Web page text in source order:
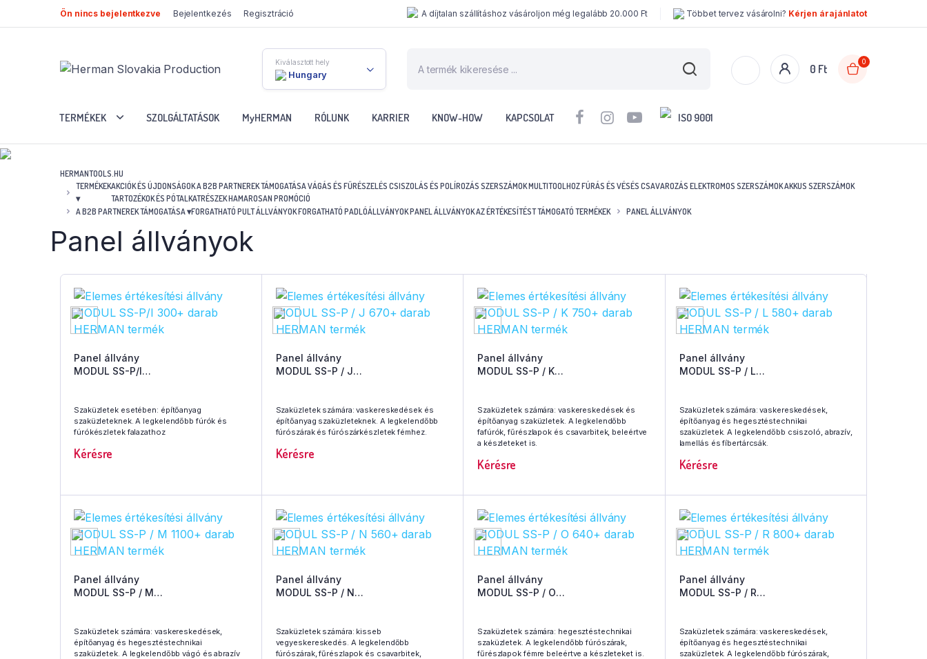
Ön nincs bejelentkezve Bejelentkezés Regisztráció A díjtalan szállításhoz vásároljon még legalább 20.000 Ft Többet tervez vásárolni? Kérjen árajánlatot
Kiválasztott hely
Hungary 0 Ft
0
TERMÉKEK SZOLGÁLTATÁSOK MyHERMAN RÓLUNK KARRIER KNOW-HOW KAPCSOLAT ISO 9001
HERMANTOOLS.HU
TERMÉKEK
▾
AKCIÓK ÉS ÚJDONSÁGOKA B2B PARTNEREK TÁMOGATÁSAVÁGÁS ÉS FŰRÉSZELÉS CSISZOLÁS ÉS POLÍROZÁS SZERSZÁMOK MULTITOOLHOZFÚRÁS ÉS VÉSÉS CSAVAROZÁS ELEKTROMOS SZERSZÁMOKAKKUS SZERSZÁMOK
TARTOZÉKOK ÉS PÓTALKATRÉSZEKHAMAROSAN PROMÓCIÓ
A B2B PARTNEREK TÁMOGATÁSA▾FORGATHATÓ PULT ÁLLVÁNYOKFORGATHATÓ PADLÓÁLLVÁNYOKPANEL ÁLLVÁNYOKAZ ÉRTÉKESÍTÉST TÁMOGATÓ TERMÉKEK PANEL ÁLLVÁNYOK
Panel állványok
Panel állvány
MODUL SS-P/I
Szaküzletek esetében: építőanyag
szaküzleteknek. A legkelendőbb fúrók és
fúrókészletek falazathoz
Kérésre
Panel állvány
MODUL SS-P / J
Szaküzletek számára: vaskereskedések és
építőanyag szaküzleteknek. A legkelendőbb
fúrószárak és fúrószárkészletek fémhez.
Kérésre
Panel állvány
MODUL SS-P / K
Szaküzletek számára: vaskereskedések és
építőanyag szaküzletek. A legkelendőbb
fafúrók, fűrészlapok és csavarbitek, beleértve
a készleteket is.
Kérésre
Panel állvány
MODUL SS-P / L
Szaküzletek számára: vaskereskedések,
építőanyag és hegesztéstechnikai
szaküzletek. A legkelendőbb csiszoló, abrazív,
lamellás és fíbertárcsák.
Kérésre
Panel állvány
MODUL SS-P / M
Szaküzletek számára: vaskereskedések,
építőanyag és hegesztéstechnikai
szaküzletek. A legkelendőbb vágó és abrazív
Panel állvány
MODUL SS-P / N
Szaküzletek számára: kisseb
vegyeskereskedés. A legkelendőbb
fúrószárak, fűrészlapok és csavarbitek,
Panel állvány
MODUL SS-P / O
Szaküzletek számára: hegesztéstechnikai
szaküzletek. A legkelendőbb fúrószárak,
fűrészlapok fémre beleértve a készleteket is.
Panel állvány
MODUL SS-P / R
Szaküzletek számára: vaskereskedések,
építőanyag és hegesztéstechnikai
szaküzletek. A legkelendőbb fúrószárak,